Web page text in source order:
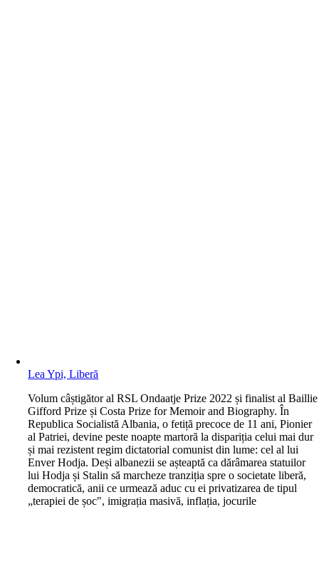
Lea Ypi, Liberă
Volum câștigător al RSL Ondaatje Prize 2022 și finalist al Baillie
Gifford Prize și Costa Prize for Memoir and Biography. În
Republica Socialistă Albania, o fetiță precoce de 11 ani, Pionier
al Patriei, devine peste noapte martoră la dispariția celui mai dur
și mai rezistent regim dictatorial comunist din lume: cel al lui
Enver Hodja. Deși albanezii se așteaptă ca dărâmarea statuilor
lui Hodja și Stalin să marcheze tranziția spre o societate liberă,
democratică, anii ce urmează aduc cu ei privatizarea de tipul
„terapiei de șoc", imigrația masivă, inflația, jocurile